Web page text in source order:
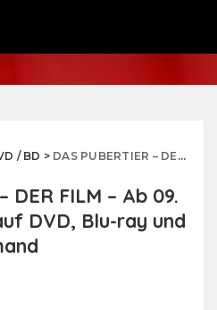
/ BD > DAS PUBERTIER – DER FILM – Ab 09. November 2017 auf DVD, Blu-ray und als Video on Demand
DER FILM – Ab 09.
DVD, Blu-ray und